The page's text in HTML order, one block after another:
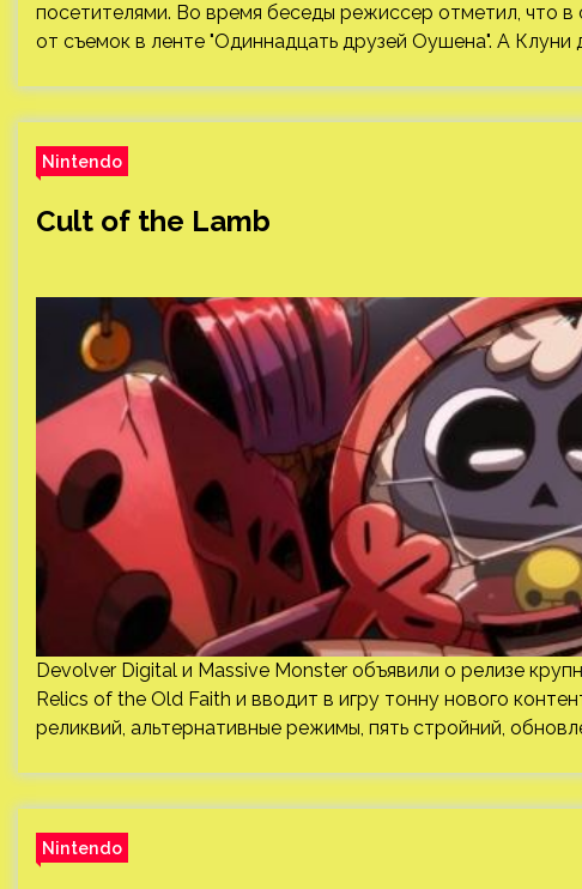
посетителями. Во время беседы режиссер отметил, что в
от съемок в ленте "Одиннадцать друзей Оушена". А Клуни
Nintendo
Cult of the Lamb
Devolver Digital и Massive Monster объявили о релизе
Relics of the Old Faith и вводит в игру тонну нового
реликвий, альтернативные режимы, пять стройний,
Nintendo